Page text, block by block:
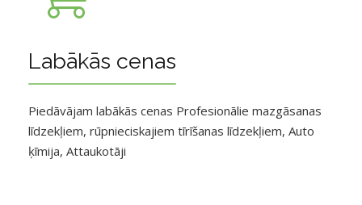
Labākās cenas
Piedāvājam labākās cenas Profesionālie mazgāsanas
līdzekļiem, rūpnieciskajiem tīrīšanas līdzekļiem, Auto
ķīmija, Attaukotāji